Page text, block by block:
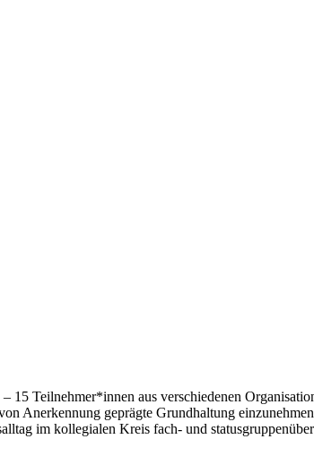
Teilnehmer*innen aus verschiedenen
Anerkennung geprägte Grundhaltung
im kollegialen Kreis fach- und